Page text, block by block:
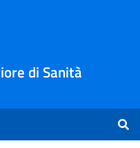
di Sanità